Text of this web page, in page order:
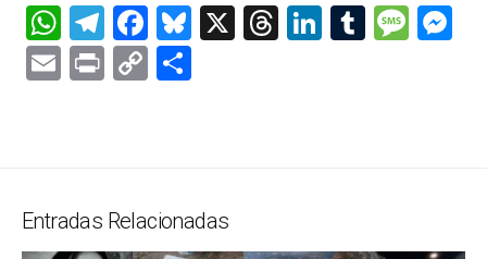
W
h
at
p
T
el
e
F
a
ce
k
Bl X
T
Li
T
M
E
Pr C
n
k
ar
tir
Entradas Relacionadas